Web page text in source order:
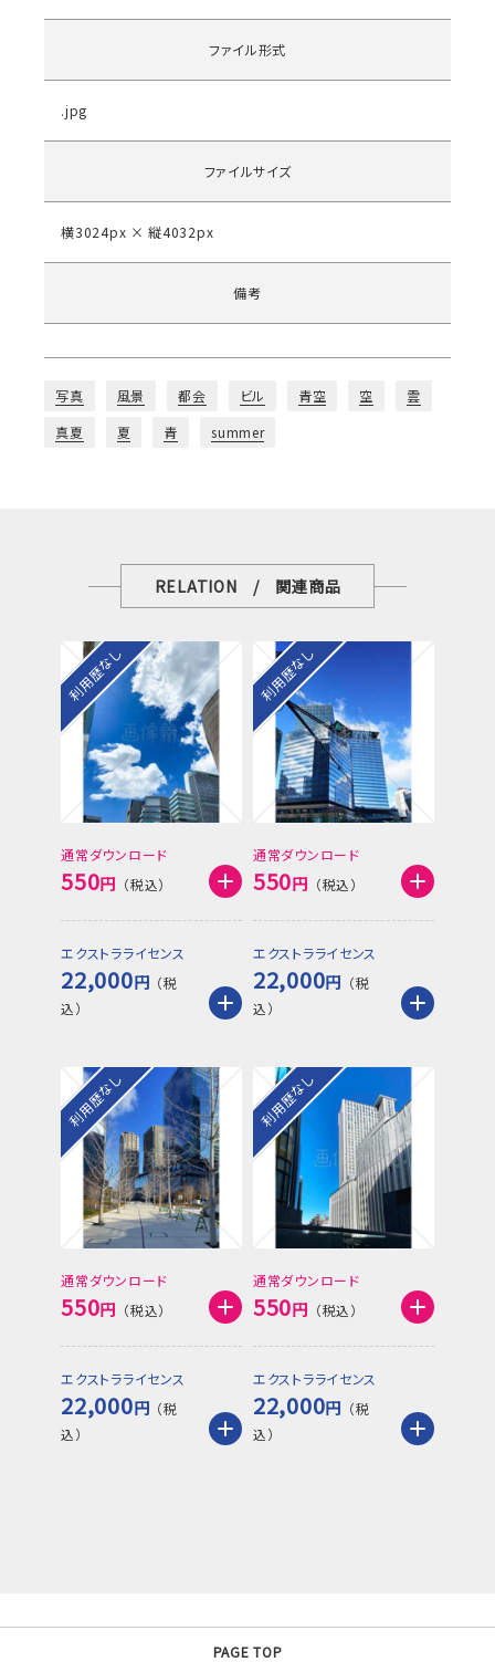
ファイル形式
.jpg
ファイルサイズ
横3024px × 縦4032px
備考
写真 風景 都会 ビル 青空 空
雲
真夏
夏 青 summer
RELATION / 関連商品
利用歴なし
通常ダウンロード
550円
エクストラライセンス
22,000円
利用歴なし
通常ダウンロード
550円
エクストラライセンス
22,000円
利用歴なし
通常ダウンロード
550円
エクストラライセンス
22,000円
利用歴なし
通常ダウンロード
550円
エクストラライセンス
22,000円
PAGE TOP